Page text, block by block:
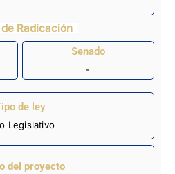
Radicación
Senado
-
de ley
Legislativo
del proyecto